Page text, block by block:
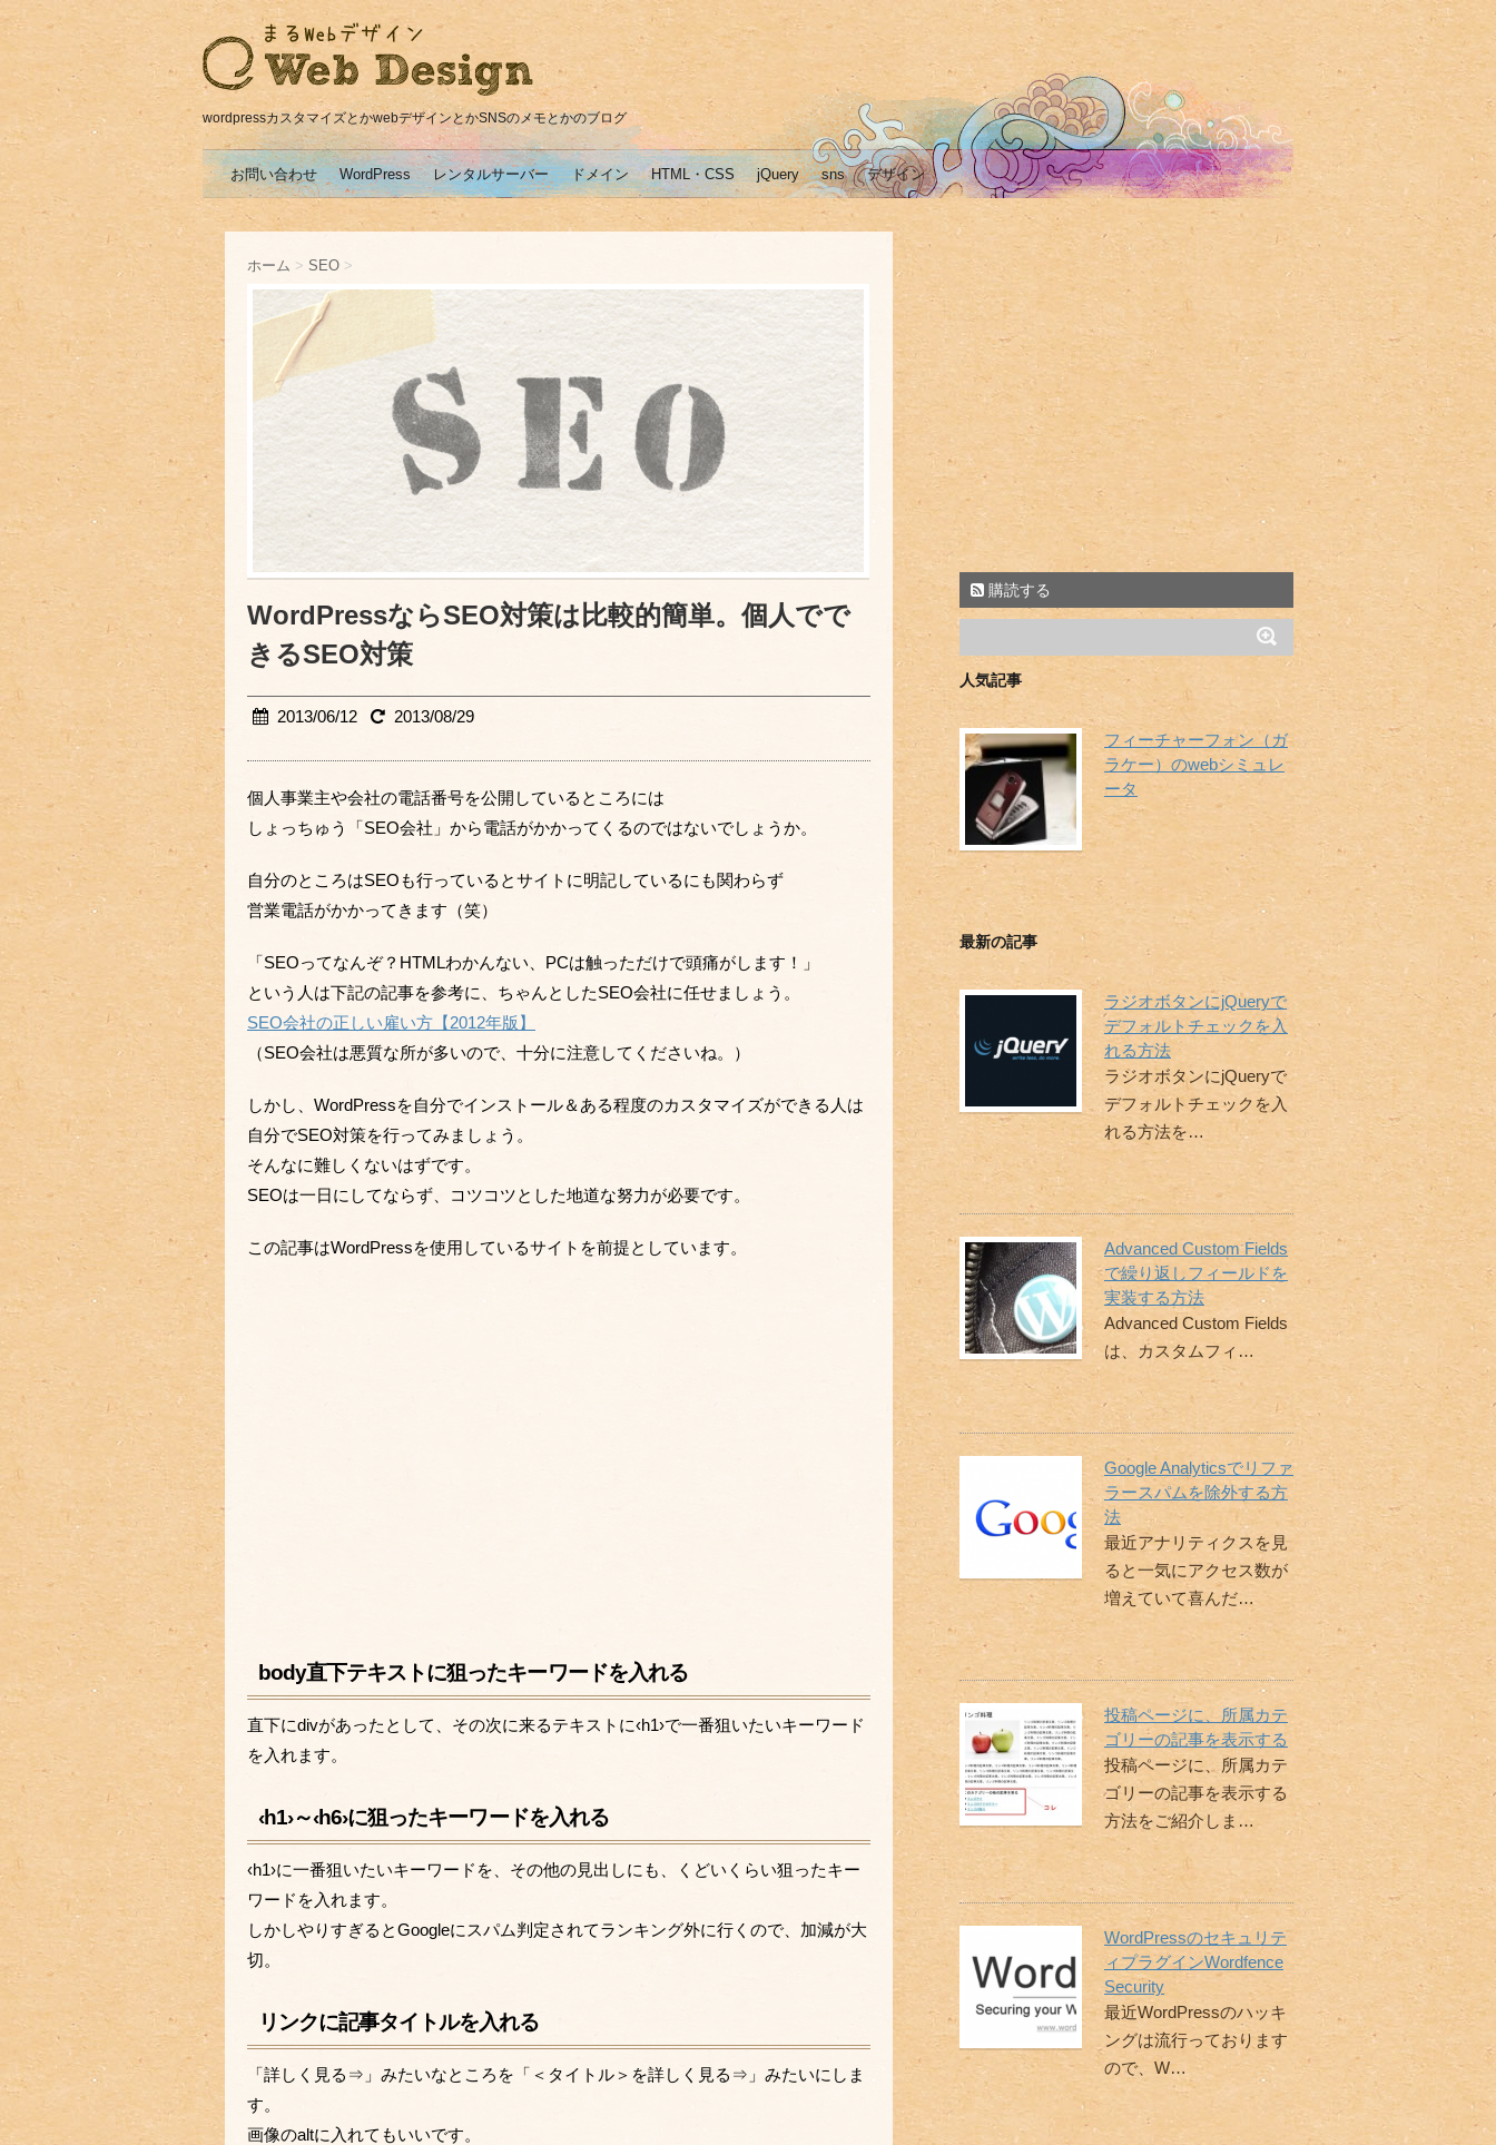
wordpressカスタマイズとかwebデザインとかSNSのメモとかのブログ
お問い合わせ WordPress レンタルサーバー ドメイン HTML・CSS jQuery sns デザイン
ホーム > SEO >
WordPressならSEO対策は比較的簡単。個人でで
きるSEO対策
2013/06/12 2013/08/29
個人事業主や会社の電話番号を公開しているところには
しょっちゅう「SEO会社」から電話がかかってくるのではないでしょうか。
自分のところはSEOも行っているとサイトに明記しているにも関わらず
営業電話がかかってきます（笑）
「SEOってなんぞ？HTMLわかんない、PCは触っただけで頭痛がします！」
という人は下記の記事を参考に、ちゃんとしたSEO会社に任せましょう。
SEO会社の正しい雇い方【2012年版】
（SEO会社は悪質な所が多いので、十分に注意してくださいね。）
しかし、WordPressを自分でインストール＆ある程度のカスタマイズができる人は
自分でSEO対策を行ってみましょう。
そんなに難しくないはずです。
SEOは一日にしてならず、コツコツとした地道な努力が必要です。
この記事はWordPressを使用しているサイトを前提としています。
body直下テキストに狙ったキーワードを入れる
直下にdivがあったとして、その次に来るテキストに‹h1›で一番狙いたいキーワード
を入れます。
‹h1›～‹h6›に狙ったキーワードを入れる
‹h1›に一番狙いたいキーワードを、その他の見出しにも、くどいくらい狙ったキー
ワードを入れます。
しかしやりすぎるとGoogleにスパム判定されてランキング外に行くので、加減が大
切。
リンクに記事タイトルを入れる
「詳しく見る⇒」みたいなところを「＜タイトル＞を詳しく見る⇒」みたいにしま
す。
画像のaltに入れてもいいです。
購読する
人気記事
フィーチャーフォン（ガ
ラケー）のwebシミュレ
ータ
最新の記事
ラジオボタンにjQueryで
デフォルトチェックを入
れる方法
ラジオボタンにjQueryで
デフォルトチェックを入
れる方法を…
Advanced Custom Fields
で繰り返しフィールドを
実装する方法
Advanced Custom Fields
は、カスタムフィ…
Google Analyticsでリファ
ラースパムを除外する方
法
最近アナリティクスを見
ると一気にアクセス数が
増えていて喜んだ…
投稿ページに、所属カテ
ゴリーの記事を表示する
投稿ページに、所属カテ
ゴリーの記事を表示する
方法をご紹介しま…
WordPressのセキュリテ
ィプラグインWordfence
Security
最近WordPressのハッキ
ングは流行っております
ので、W…